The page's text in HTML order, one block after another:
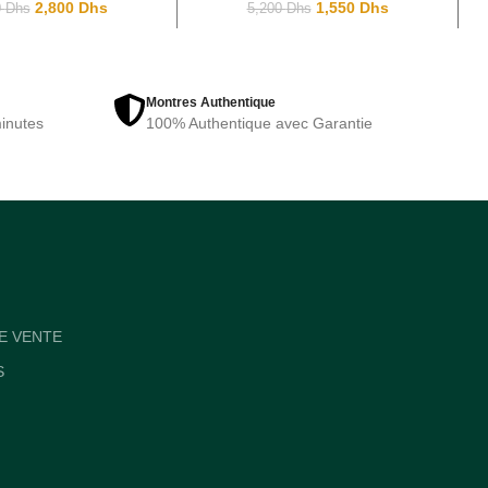
Dhs 2,800 Dhs 5,200Dhs 1,550 Dhs
Montres Authentique
100% Authentique avec Garantie
VENTE